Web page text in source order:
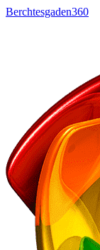
Berchtesgaden360